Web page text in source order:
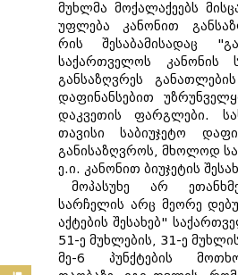
მუხლმა მოქალაქეებს
უფლება კანონით
რის შესაბამისადაც
საქართველოს კანონის
განსაზღვრეს
დაფინანსებით
დაკვეთის ფარგლები.
თავისი საბიუჯეტო
განისაზღვროს, მხოლოდ
ე.ი. კანონით ბიუჯეტის
მოპასუხე არ
სარჩელის არც მეორე
აქტების შესახებ"
51-ე მუხლების, 31-ე
მე-6 პუნქტების